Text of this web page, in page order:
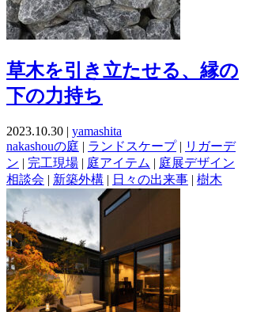
草木を引き立たせる、縁の
下の力持ち
2023.10.30 | yamashita
nakashouの庭 | ランドスケープ| リガーデ
ン | 完工現場 | 庭アイテム | 庭展デザイン
相談会 | 新築外構 | 日々の出来事 | 樹木